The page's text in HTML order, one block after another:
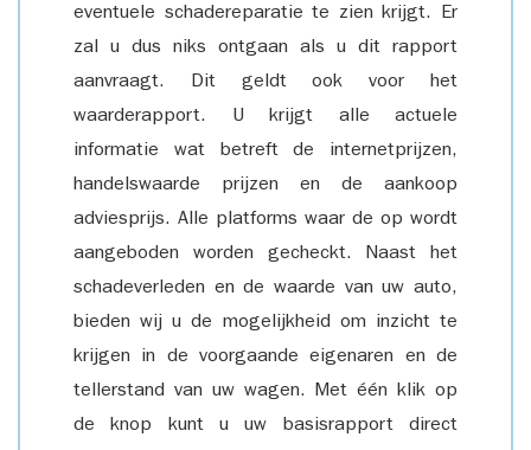
eventuele schadereparatie te zien krijgt. Er
zal u dus niks ontgaan als u dit rapport
aanvraagt. Dit geldt ook voor het
waarderapport. U krijgt alle actuele
informatie wat betreft de internetprijzen,
handelswaarde prijzen en de aankoop
adviesprijs. Alle platforms waar de op wordt
aangeboden worden gecheckt. Naast het
schadeverleden en de waarde van uw auto,
bieden wij u de mogelijkheid om inzicht te
krijgen in de voorgaande eigenaren en de
tellerstand van uw wagen. Met één klik op
de knop kunt u uw basisrapport direct